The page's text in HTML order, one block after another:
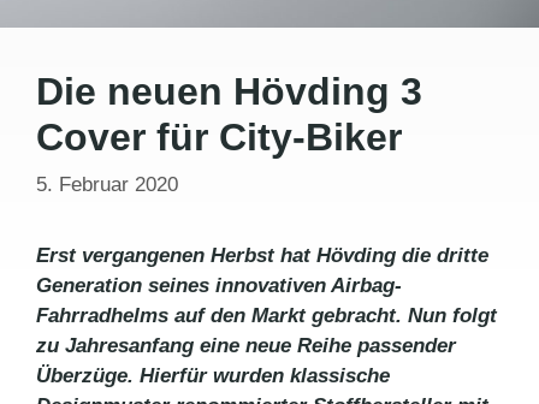
Die neuen Hövding 3
Cover für City-Biker
5. Februar 2020
Erst vergangenen Herbst hat Hövding die dritte
Generation seines innovativen Airbag-
Fahrradhelms auf den Markt gebracht. Nun folgt
zu Jahresanfang eine neue Reihe passender
Überzüge. Hierfür wurden klassische